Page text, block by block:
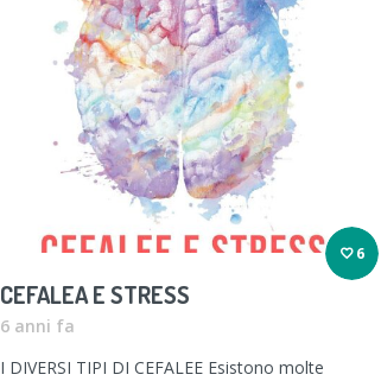
6
CEFALEA E STRESS
6 anni fa
I DIVERSI TIPI DI CEFALEE Esistono molte